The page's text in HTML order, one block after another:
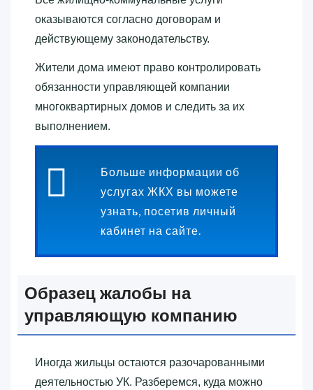
оказываются согласно договорам и
действующему законодательству.
Жители дома имеют право контролировать
обязанности управляющей компании
многоквартирных домов и следить за их
выполнением.
Больше информации об
услугах ЖКХ вы можете
узнать, посетив личный
кабинет на сайте.
Образец жалобы на
управляющую компанию
Иногда жильцы остаются разочарованными
деятельностью УК. Разберемся, куда можно